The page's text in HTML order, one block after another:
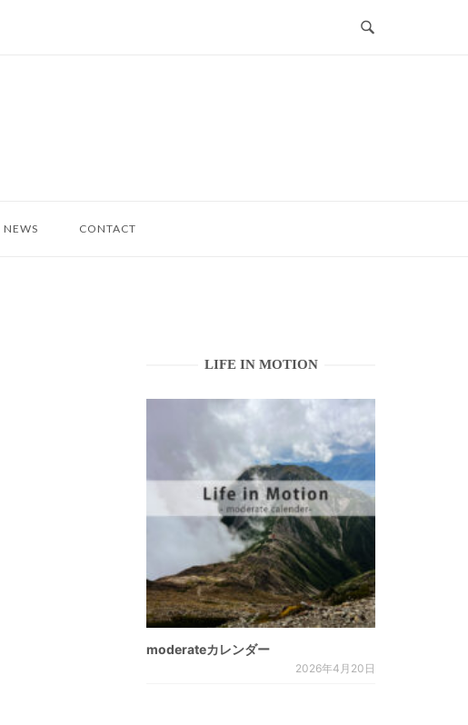
NEWS CONTACT
LIFE IN MOTION
moderateカレンダー
2026年4月20日